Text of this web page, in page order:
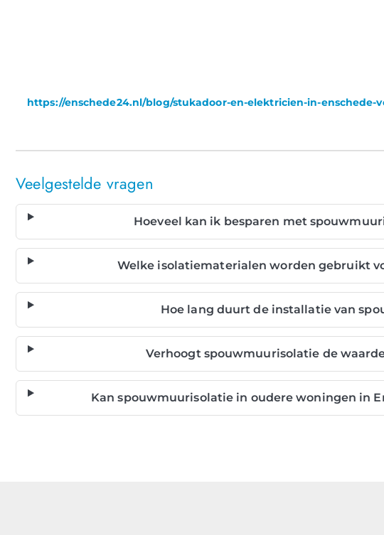
https://enschede24.nl/blog/stukadoor-en-elektricien-in-enschede-
Veelgestelde vragen
Hoeveel kan ik besparen met
Welke isolatiematerialen worden gebruikt
Hoe lang duurt de installatie van
Verhoogt spouwmuurisolatie de
Kan spouwmuurisolatie in oudere woningen in